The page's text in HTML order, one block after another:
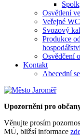
Osvětlení
Veřejné WC
Svozový
Produkce
Osvědčení
Kontakt
Abecední
Upozornění pro
Věnujte prosím
MÚ, bližsí informace